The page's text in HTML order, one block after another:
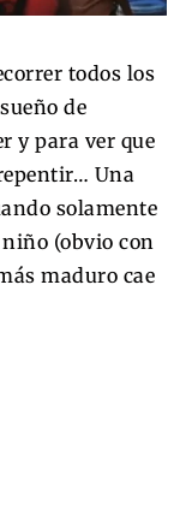
todos los
de
y para ver que
Una
solamente
(obvio con
maduro cae